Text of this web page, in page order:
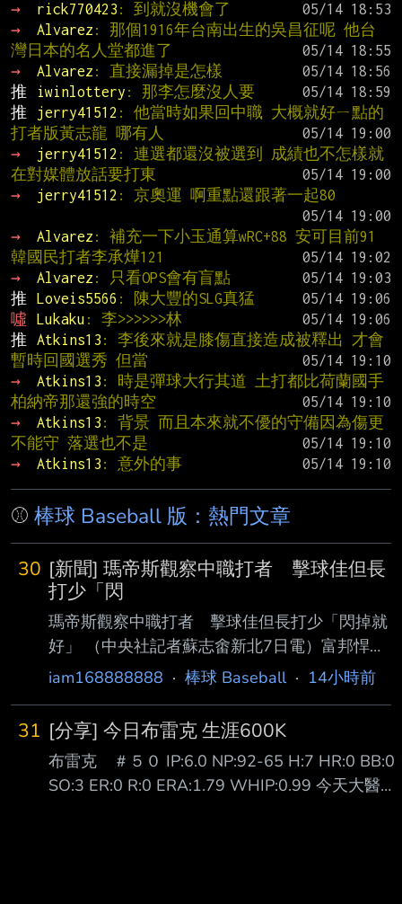
→
rick770423 : 到就沒機會了
→
Alvarez : 那個1916年台南出生的吳昌征呢 他台
灣日本的名人堂都進了
→
Alvarez : 直接漏掉是怎樣
推
iwinlottery : 那李怎麼沒人要
推
jerry41512 : 他當時如果回中職 大概就好ㄧ點的
打者版黃志龍 哪有人
→
jerry41512 : 連選都還沒被選到 成績也不怎樣就
在對媒體放話要打東
→
jerry41512 : 京奧運 啊重點還跟著一起80
→
Alvarez : 補充一下小玉通算wRC+88 安可目前91
韓國民打者李承燁121
→
Alvarez : 只看OPS會有盲點
推
Loveis5566 : 陳大豐的SLG真猛
噓
Lukaku : 李>>>>>>林
推
Atkins13 : 李後來就是膝傷直接造成被釋出 才會
暫時回國選秀 但當
→
Atkins13 : 時是彈球大行其道 土打都比荷蘭國手
柏納帝那還強的時空
→
Atkins13 : 背景 而且本來就不優的守備因為傷更
不能守 落選也不是
→
Atkins13 : 意外的事
⚾ 棒球 Baseball 版：熱門文章
30 [新聞] 瑪帝斯觀察中職打者 擊球佳但長
打少「閃
瑪帝斯觀察中職打者 擊球佳但長打少「閃掉就
好」 （中央社記者蘇志畬新北7日電）富邦悍將
隊新洋投瑪帝斯帶著在二軍投出最快151公里的
棒打者的擊球能力好，但長打者較少，「 閃掉
他就好。」 瑪帝斯（Quinton Martinez）現身新
莊棒球場，備戰明天先發工作，今天接受媒體聯
訪時 表示，很期待能夠與這裡最好的打者對
iam168888888 · 棒球 Baseball· 14小時前
31 [分享] 今日布雷克 生涯600K
布雷克 ＃５０ IP:6.0 NP:92-65 H:7 HR:0 BB:0
SO:3 ER:0 R:0 ERA:1.79 WHIP:0.99 今天大醫生